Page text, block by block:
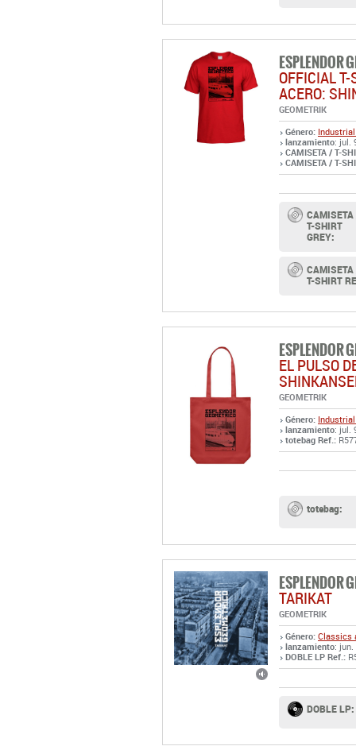
ESPLENDOR
OFFICIAL T-
ACERO:
GEOMETRIK
Género:
lanzamiento: jul.
CAMISETA / T-
CAMISETA / T-
CAMISETA
T-SHIRT
GREY:
CAMISETA
T-SHIRT
ESPLENDOR
EL PULSO
GEOMETRIK
Género:
lanzamiento: jul.
totebag Ref.:
totebag:
ESPLENDOR
TARIKAT
GEOMETRIK
Género: Classics
lanzamiento: jun.
DOBLE LP Ref.:
DOBLE LP: